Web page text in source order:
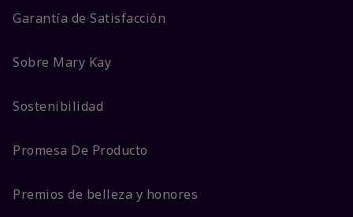
Garantía de Satisfacción
Sobre Mary Kay
Sostenibilidad
Promesa De Producto
Premios de belleza y honores